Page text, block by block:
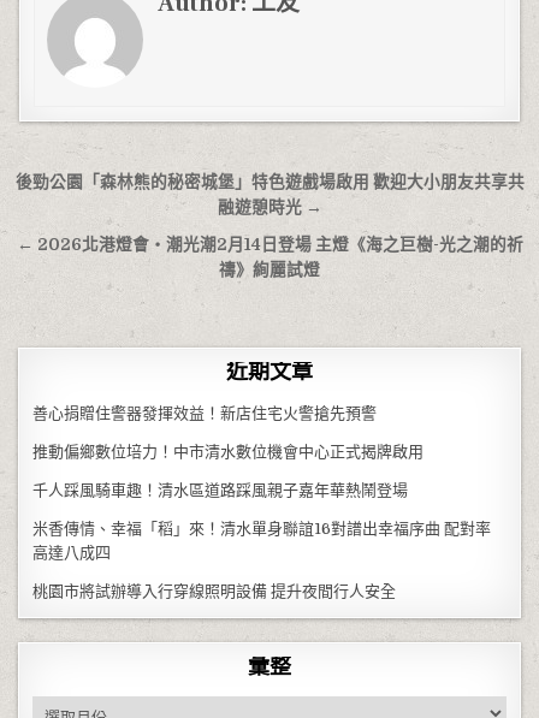
文章導覽
後勁公園「森林熊的秘密城堡」特色遊戲場啟用 歡迎大小朋友共享共
融遊憩時光 →
← 2026北港燈會・潮光潮2月14日登場 主燈《海之巨樹-光之潮的祈
禱》絢麗試燈
近期文章
善心捐贈住警器發揮效益！新店住宅火警搶先預警
推動偏鄉數位培力！中市清水數位機會中心正式揭牌啟用
千人踩風騎車趣！清水區道路踩風親子嘉年華熱鬧登場
米香傳情、幸福「稻」來！清水單身聯誼16對譜出幸福序曲 配對率
高達八成四
桃園市將試辦導入行穿線照明設備 提升夜間行人安全
彙整
彙整